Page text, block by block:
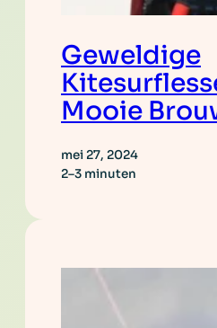
Geweldige
Mooie
mei 27, 2024
2–3 minuten